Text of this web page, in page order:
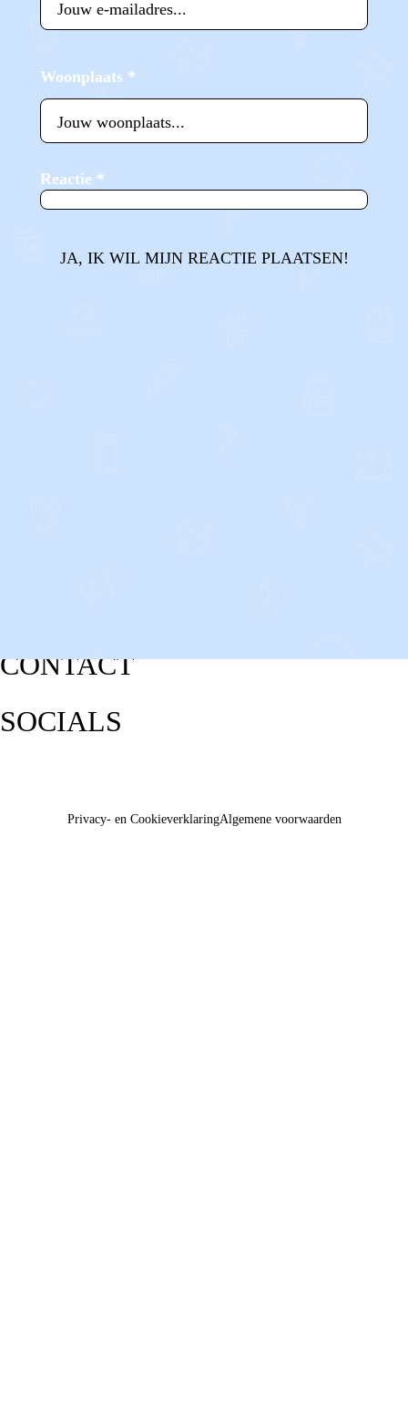
Woonplaats *
Reactie *
JA, IK WIL MIJN REACTIE PLAATSEN!
CONTACT
SOCIALS
Privacy- en CookieverklaringAlgemene voorwaarden